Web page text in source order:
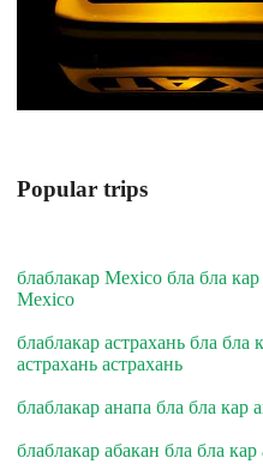
Popular trips
блаблакар Mexico бла бла
Mexico
блаблакар астрахань бла бла
астрахань астрахань
блаблакар анапа бла бла кар
блаблакар абакан бла бла